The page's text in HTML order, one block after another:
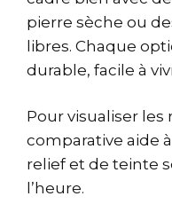
pierre sèche ou
libres. Chaque
durable, facile à
Pour visualiser les
comparative aide
relief et de teinte
l’heure.